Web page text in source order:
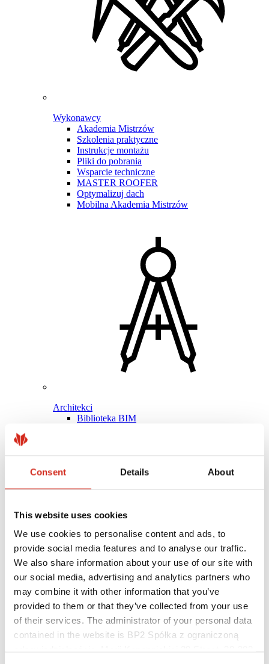
Consent Details About
This website uses cookies
We use cookies to personalise content and ads, to
provide social media features and to analyse our traffic.
We also share information about your use of our site with
our social media, advertising and analytics partners who
may combine it with other information that you’ve
provided to them or that they’ve collected from your use
of their services. The administrator of your personal data
contained in the website is BP2 Spółka z ograniczoną
Wykonawcy
Akademia Mistrzów
Szkolenia praktyczne
Instrukcje montażu
Pliki do pobrania
Wsparcie techniczne
MASTER ROOFER
Optymalizuj dach
Mobilna Akademia Mistrzów
Architekci
Biblioteka BIM
Pomocne linki